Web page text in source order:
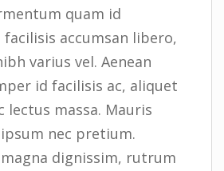
quam id
facilisis accumsan libero,
varius vel. Aenean
id facilisis ac, aliquet
lectus massa. Mauris
nec pretium.
dignissim, rutrum